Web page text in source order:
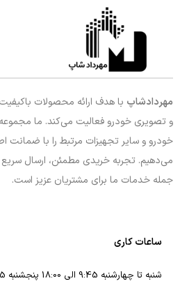
مهردادشاپ با هدف ارائه محصولات
و تصویری خودرو فعالیت می‌کند. ما مجموعه‌ای
خودرو و سایر تجهیزات مرتبط را با ضمانت
می‌دهیم. تجربه خریدی مطمئن، ارسال
جمله خدمات ما برای مشتریان عزیز است.
ساعات کاری
شنبه تا چهارشنبه 9:45 الی 18:00 پنجشنبه 9:45 الی 16